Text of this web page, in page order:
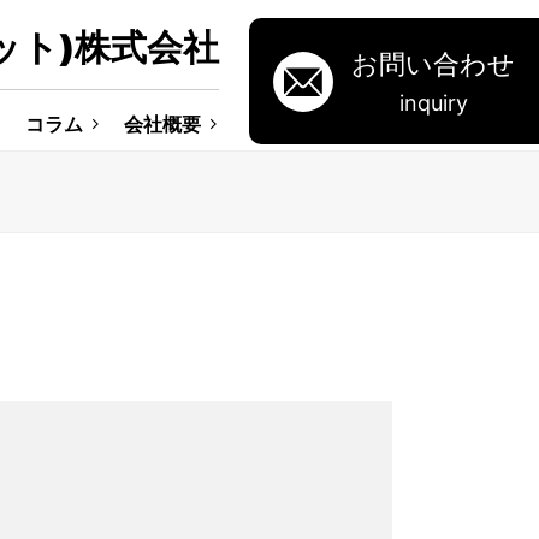
ト)株式会社
コラム 会社概要
お問い合わせ
inquiry